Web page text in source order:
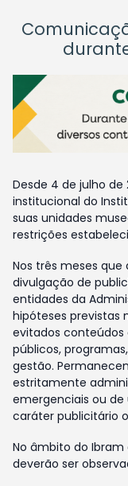
Desde 4 de julho
institucional do
suas unidades
restrições
Nos três meses
divulgação de
entidades da
hipóteses previstas
evitados
públicos,
gestão.
estritamente
emergenciais ou
caráter publicitário
No âmbito do Ibram
deverão ser